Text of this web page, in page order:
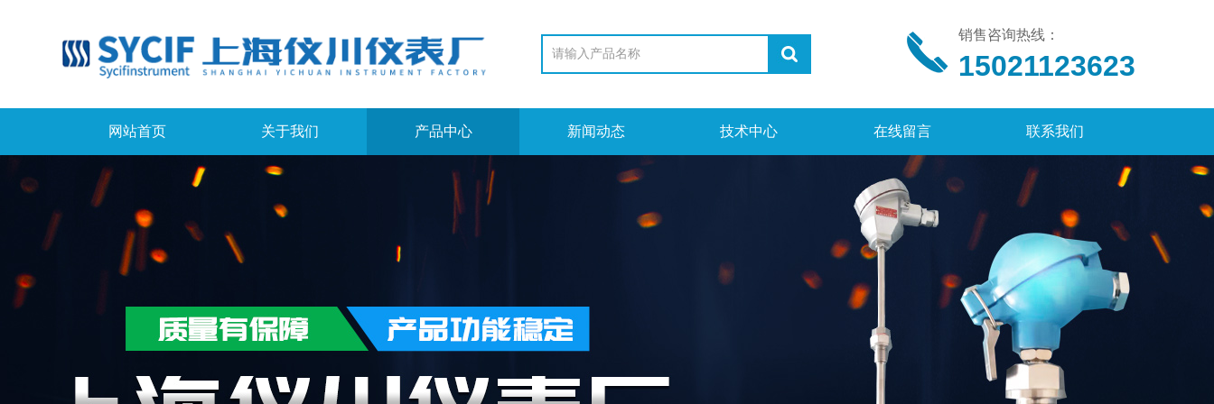
销售咨询热线：
15021123623
网站首页 关于我们 产品中心 新闻动态 技术中心 在线留言 联系我们